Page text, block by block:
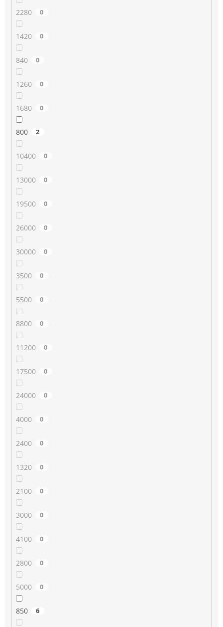
2280 0
1420 0
840 0
1260 0
1680 0
800 2
10400 0
13000 0
19500 0
26000 0
30000 0
3500 0
5500 0
8800 0
11200 0
17500 0
24000 0
4000 0
2400 0
1320 0
2100 0
3000 0
4100 0
2800 0
5000 0
850 6